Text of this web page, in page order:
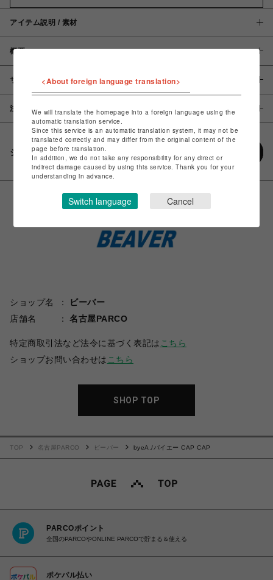
アイテム説明 / 素材
概要
サイズ
注意事項
シェアする
ショップ名
ビーバー
店舗名
名古屋PARCO
特定商取引法など法令に基づく表記は こちら
ショップお問い合わせは こちら
SHOP TOP
TOP 名古屋PARCO ビーバー byeA./バイエー CAP CAP
PARCOポイント
全国のPARCOやONLINE PARCOで貯まる＆使える
ポケパル払い
<About foreign language translation>
We will translate the homepage into a foreign language using the
automatic translation service.
Since this service is an automatic translation system, it may not be
translated correctly and may differ from the original content of the
page before translation.
In addition, we do not take any responsibility for any direct or
indirect damage caused by using this service. Thank you for your
understanding in advance.
Switch language Cancel